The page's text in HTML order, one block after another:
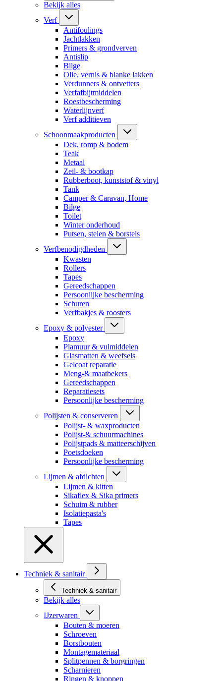
Bekijk alles
Verf
Antifoulings
Jachtlakken
Primers & grondverven
Antislip
Bilge
Olie, vernis & blanke lakken
Verdunners & ontvetters
Verfafbijtmiddelen
Roestbescherming
Waterlijnverf
Verf additieven
Schoonmaakproducten
Dek, romp & bodem
Teak
Metaal
Zeil- & bootkap
Rubberboot, kunststof & vinyl
Tank
Camper & Caravan, Home
Bilge
Toilet
Winter onderhoud
Putsen, stelen & borstels
Verfbenodigdheden
Kwasten
Rollers
Tapes
Gereedschappen
Persoonlijke bescherming
Schuren
Verfbakjes & roosters
Epoxy & polyester
Epoxy
Plamuur & vulmiddelen
Glasmatten & weefsels
Gelcoat reparatie
Meng-& maatbekers
Gereedschappen
Reparatiesets
Persoonlijke bescherming
Polijsten & conserveren
Polijst- & waxproducten
Polijst-& schuurmachines
Polijstpads & matteerschijven
Poetsdoeken
Persoonlijke bescherming
Lijmen & afdichten
Lijmen & kitten
Sikaflex & Sika primers
Schuim & rubber
Isolatiepasta's
Tapes
Techniek & sanitair
Techniek & sanitair
Bekijk alles
IJzerwaren
Bouten & moeren
Schroeven
Borstbouten
Montagemateriaal
Splitpennen & borgringen
Scharnieren
Ringen & knoppen